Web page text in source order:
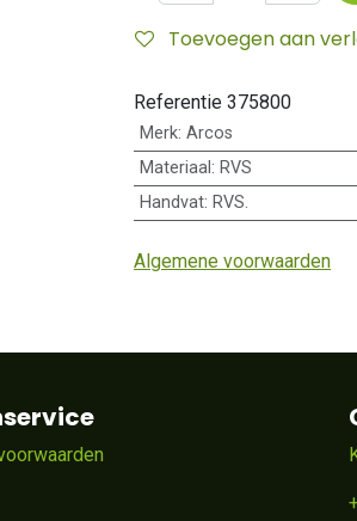
Toevoegen aan
Referentie 375800
Merk: Arcos
Materiaal : RVS
Handvat: RVS.
Algemene voorwaarden